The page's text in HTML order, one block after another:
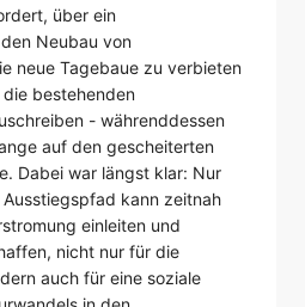
über ein
Neubau von
neue Tagebaue zu verbieten
bestehenden
- währenddessen
auf den gescheiterten
Dabei war längst klar: Nur
kann zeitnah
einleiten und
nicht nur für die
auch für eine soziale